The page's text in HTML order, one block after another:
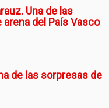
Una de las
del País Vasco
de las sorpresas de